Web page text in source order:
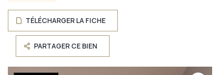
TÉLÉCHARGER LA FICHE
PARTAGER CE BIEN